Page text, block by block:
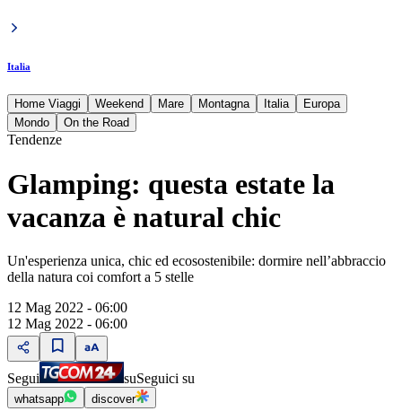
Italia
Home Viaggi Weekend Mare Montagna Italia
Europa
Mondo
On the Road
Tendenze
Glamping: questa estate la
vacanza è natural chic
Un'esperienza unica, chic ed ecosostenibile: dormire nell’abbraccio
della natura coi comfort a 5 stelle
12 Mag 2022 - 06:00
12 Mag 2022 - 06:00
Segui suSeguici su
whatsapp discover